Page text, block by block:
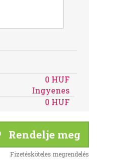
0 HUF
Ingyenes
0 HUF
Rendelje meg
Fizetésköteles megrendelés